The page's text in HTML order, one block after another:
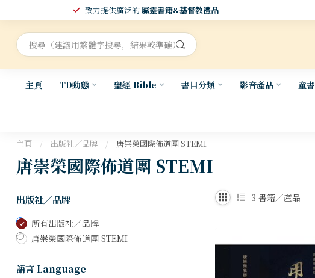
致力提供廣泛的屬靈書籍&基督教禮品
主頁 TD動態 聖經 Bible 書目分類 影音產品 童書
主頁 / 出版社／品牌 / 唐崇榮國際佈道團 STEMI
唐崇榮國際佈道團 STEMI
出版社／品牌
所有出版社／品牌
唐崇榮國際佈道團 STEMI
語言 Language
3 書籍／產品